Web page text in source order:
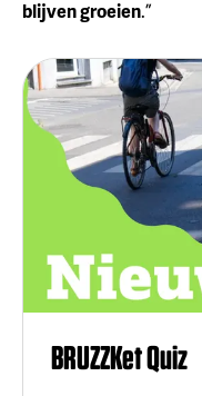
blijven groeien.”
BRUZZKet Quiz